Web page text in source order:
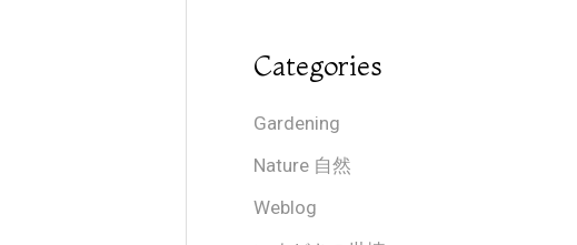
Categories
Gardening
Nature 自然
Weblog